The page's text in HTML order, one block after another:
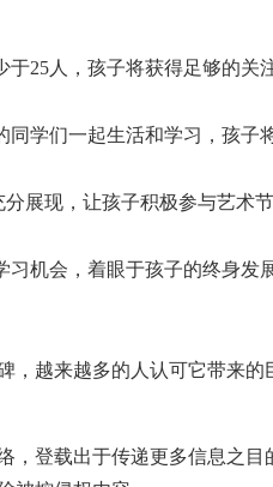
人，孩子将获得足够的关
们一起生活和学习，孩子将
现，让孩子积极参与艺术
会，着眼于孩子的终身发
来越多的人认可它带来的
登载出于传递更多信息之